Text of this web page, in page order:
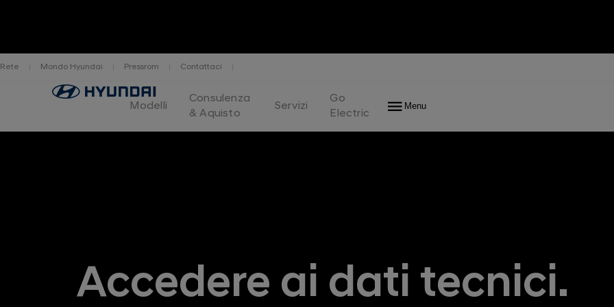
Rete Mondo Hyundai Pressrom Contattaci
Logo
Hyundai
Switzerland
Modelli
Consulenza
& Aquisto
Servizi
Go
Electric
Menu
Highlights Performance Range & Charging
Accedere ai dati tecnici.